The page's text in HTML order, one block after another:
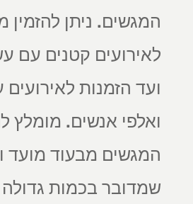
המגשים. ניתן להזמין
לאירועים קטנים עם
ועד הזמנות
ואלפי אנשים. מומלץ
המגשים מבעוד מועד
שמדובר בכמות גדולה